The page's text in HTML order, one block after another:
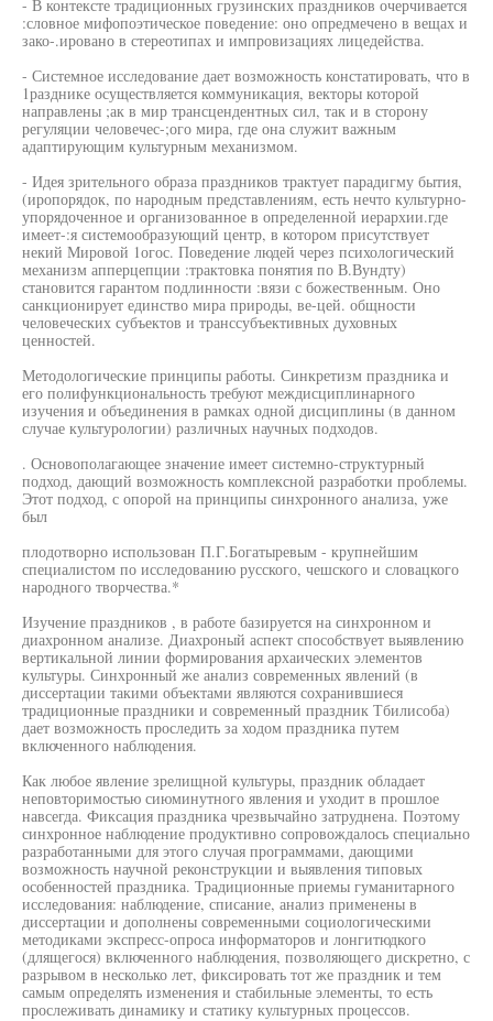
- В контексте традиционных грузинских праздников очерчивается
:словное мифопоэтическое поведение: оно опредмечено в вещах и
зако-.ировано в стереотипах и импровизациях лицедейства.
- Системное исследование дает возможность констатировать, что в
1разднике осуществляется коммуникация, векторы которой
направлены ;ак в мир трансцендентных сил, так и в сторону
регуляции человечес-;ого мира, где она служит важным
адаптирующим культурным механизмом.
- Идея зрительного образа праздников трактует парадигму бытия,
(иропорядок, по народным представлениям, есть нечто культурно-
упорядоченное и организованное в определенной иерархии.где
имеет-:я системообразующий центр, в котором присутствует
некий Мировой 1огос. Поведение людей через психологический
механизм апперцепции :трактовка понятия по В.Вундту)
становится гарантом подлинности :вязи с божественным. Оно
санкционирует единство мира природы, ве-цей. общности
человеческих субъектов и транссубъективных духовных
ценностей.
Методологические принципы работы. Синкретизм праздника и
его полифункциональность требуют междисциплинарного
изучения и объединения в рамках одной дисциплины (в данном
случае культурологии) различных научных подходов.
. Основополагающее значение имеет системно-структурный
подход, дающий возможность комплексной разработки проблемы.
Этот подход, с опорой на принципы синхронного анализа, уже
был
плодотворно использован П.Г.Богатыревым - крупнейшим
специалистом по исследованию русского, чешского и словацкого
народного творчества.*
Изучение праздников , в работе базируется на синхронном и
диахронном анализе. Диахроный аспект способствует выявлению
вертикальной линии формирования архаических элементов
культуры. Синхронный же анализ современных явлений (в
диссертации такими объектами являются сохранившиеся
традиционные праздники и современный праздник Тбилисоба)
дает возможность проследить за ходом праздника путем
включенного наблюдения.
Как любое явление зрелищной культуры, праздник обладает
неповторимостью сиюминутного явления и уходит в прошлое
навсегда. Фиксация праздника чрезвычайно затруднена. Поэтому
синхронное наблюдение продуктивно сопровождалось специально
разработанными для этого случая программами, дающими
возможность научной реконструкции и выявления типовых
особенностей праздника. Традиционные приемы гуманитарного
исследования: наблюдение, списание, анализ применены в
диссертации и дополнены современными социологическими
методиками экспресс-опроса информаторов и лонгитюдкого
(длящегося) включенного наблюдения, позволяющего дискретно, с
разрывом в несколько лет, фиксировать тот же праздник и тем
самым определять изменения и стабильные элементы, то есть
прослеживать динамику и статику культурных процессов.